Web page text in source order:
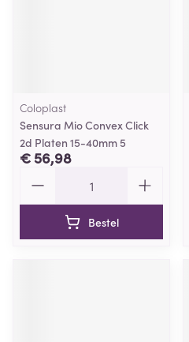
Coloplast
Sensura Mio Convex Click
2d Platen 15-40mm 5
€ 56,98
Bestel